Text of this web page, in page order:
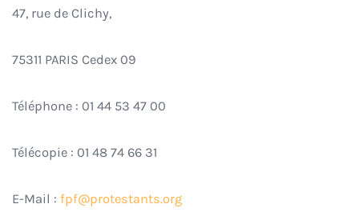
47, rue de Clichy,
75311 PARIS Cedex 09
Téléphone : 01 44 53 47 00
Télécopie : 01 48 74 66 31
E-Mail : fpf@protestants.org